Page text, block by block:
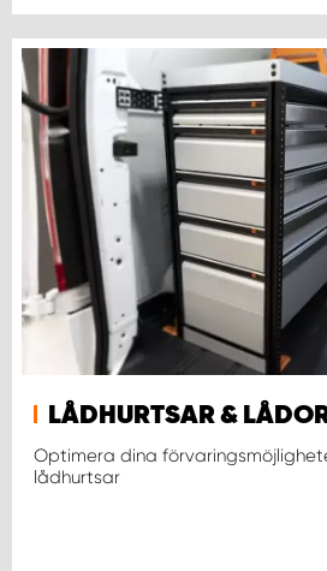
LÅDHURTSAR &
Optimera dina
lådhurtsar